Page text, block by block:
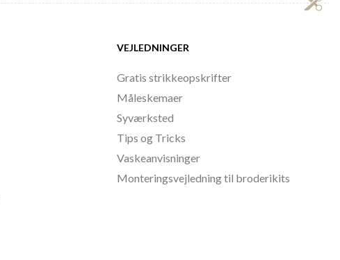
VEJLEDNINGER
Gratis strikkeopskrifter
Måleskemaer
Syværksted
Tips og Tricks
Vaskeanvisninger
Monteringsvejledning til broderikits